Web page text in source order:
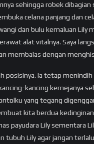
sehingga robek
celana panjang dan
dan bulu kemaluan Lily
alat vitalnya. Saya
membalas dengan
posisinya. Ia tetap
kancing kemejanya
yang tegang
kita berdua
payudara Lily sementara
tubuh Lily agar jangan